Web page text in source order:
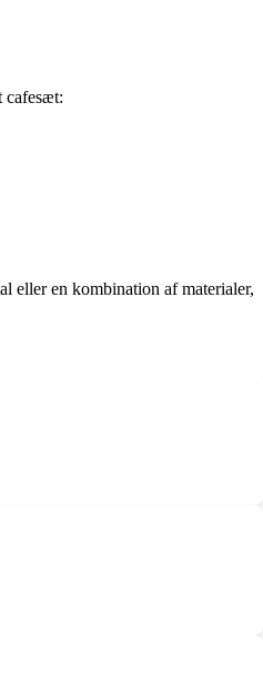
cafesæt:
eller en kombination af materialer,